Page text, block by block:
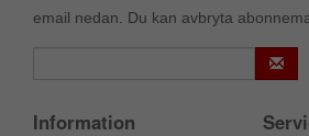
email nedan. Du kan avbryta
Information